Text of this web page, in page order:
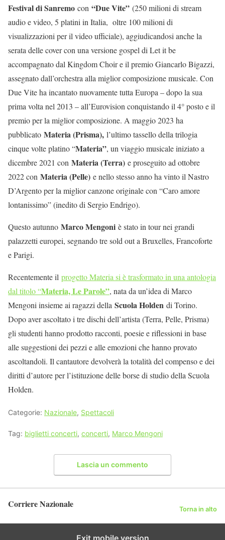
Festival di Sanremo con “Due Vite” (250 milioni di stream
audio e video, 5 platini in Italia, oltre 100 milioni di
visualizzazioni per il video ufficiale), aggiudicandosi anche la
serata delle cover con una versione gospel di Let it be
accompagnato dal Kingdom Choir e il premio Giancarlo Bigazzi,
assegnato dall’orchestra alla miglior composizione musicale. Con
Due Vite ha incantato nuovamente tutta Europa – dopo la sua
prima volta nel 2013 – all’Eurovision conquistando il 4° posto e il
premio per la miglior composizione. A maggio 2023 ha
pubblicato Materia (Prisma), l’ultimo tassello della trilogia
cinque volte platino “Materia”, un viaggio musicale iniziato a
dicembre 2021 con Materia (Terra) e proseguito ad ottobre
2022 con Materia (Pelle) e nello stesso anno ha vinto il Nastro
D’Argento per la miglior canzone originale con “Caro amore
lontanissimo” (inedito di Sergio Endrigo).
Questo autunno Marco Mengoni è stato in tour nei grandi
palazzetti europei, segnando tre sold out a Bruxelles, Francoforte
e Parigi.
Recentemente il progetto Materia si è trasformato in una antologia
dal titolo “Materia, Le Parole”, nata da un’idea di Marco
Mengoni insieme ai ragazzi della Scuola Holden di Torino.
Dopo aver ascoltato i tre dischi dell’artista (Terra, Pelle, Prisma)
gli studenti hanno prodotto racconti, poesie e riflessioni in base
alle suggestioni dei pezzi e alle emozioni che hanno provato
ascoltandoli. Il cantautore devolverà la totalità del compenso e dei
diritti d’autore per l’istituzione delle borse di studio della Scuola
Holden.
Categorie: Nazionale, Spettacoli
Tag: biglietti concerti, concerti, Marco Mengoni
Lascia un commento
Corriere Nazionale Torna in alto